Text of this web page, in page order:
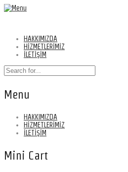
HAKKIMIZDA
HİZMETLERİMİZ
İLETİŞİM
Menu
HAKKIMIZDA
HİZMETLERİMİZ
İLETİŞİM
Mini Cart